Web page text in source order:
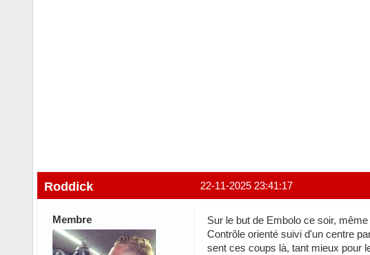
22-11-2025 23:41:17
Roddick
Membre
Sur le but de Embolo ce soir,
Contrôle orienté suivi d'un centre
sent ces coups là, tant mieux pour